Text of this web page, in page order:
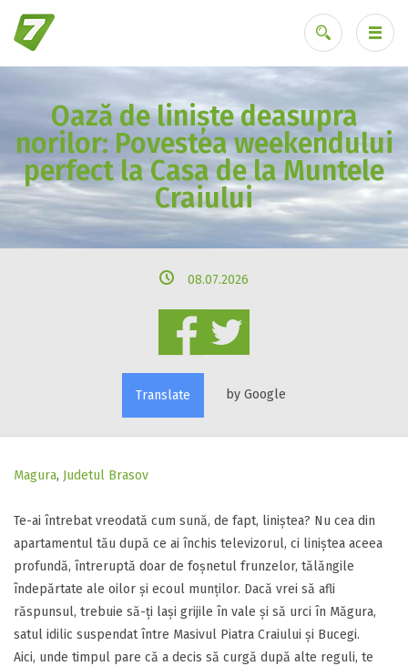
Ai uitat parola?
​Oază de liniște deasupra
norilor: Povestea weekendului
perfect la Casa de la Muntele
Craiului
08.07.2026
Translate by Google
Magura, Judetul Brasov
Te-ai întrebat vreodată cum sună, de fapt, liniștea? Nu cea din
apartamentul tău după ce ai închis televizorul, ci liniștea aceea
profundă, întreruptă doar de foșnetul frunzelor, tălăngile
îndepărtate ale oilor și ecoul munților. Dacă vrei să afli
răspunsul, trebuie să-ți lași grijile în vale și să urci în Măgura,
satul idilic suspendat între Masivul Piatra Craiului și Bucegi.
​Aici, unde timpul pare că a decis să curgă după alte reguli, te